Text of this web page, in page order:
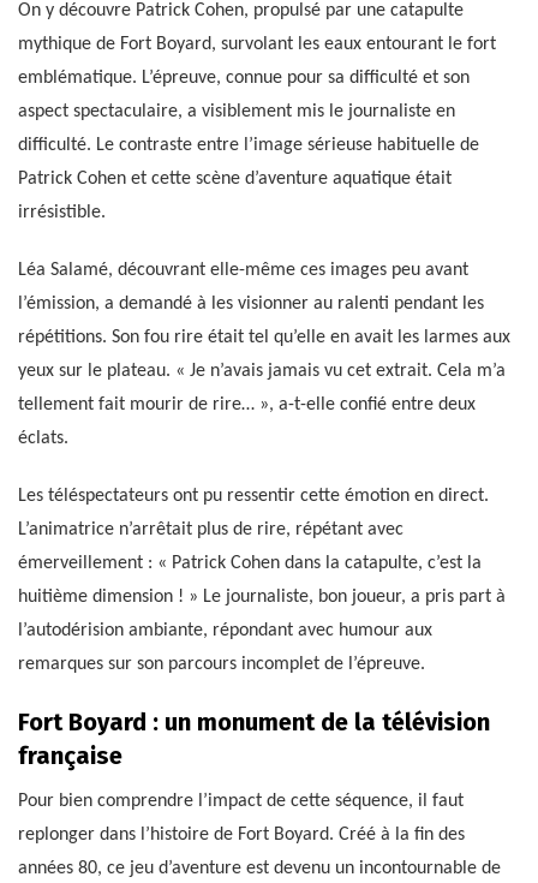
On y découvre Patrick Cohen, propulsé par une catapulte
mythique de Fort Boyard, survolant les eaux entourant le fort
emblématique. L’épreuve, connue pour sa difficulté et son
aspect spectaculaire, a visiblement mis le journaliste en
difficulté. Le contraste entre l’image sérieuse habituelle de
Patrick Cohen et cette scène d’aventure aquatique était
irrésistible.
Léa Salamé, découvrant elle-même ces images peu avant
l’émission, a demandé à les visionner au ralenti pendant les
répétitions. Son fou rire était tel qu’elle en avait les larmes aux
yeux sur le plateau. « Je n’avais jamais vu cet extrait. Cela m’a
tellement fait mourir de rire… », a-t-elle confié entre deux
éclats.
Les téléspectateurs ont pu ressentir cette émotion en direct.
L’animatrice n’arrêtait plus de rire, répétant avec
émerveillement : « Patrick Cohen dans la catapulte, c’est la
huitième dimension ! » Le journaliste, bon joueur, a pris part à
l’autodérision ambiante, répondant avec humour aux
remarques sur son parcours incomplet de l’épreuve.
Fort Boyard : un monument de la télévision
française
Pour bien comprendre l’impact de cette séquence, il faut
replonger dans l’histoire de Fort Boyard. Créé à la fin des
années 80, ce jeu d’aventure est devenu un incontournable de